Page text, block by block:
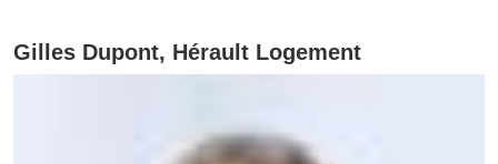
Gilles Dupont, Hérault Logement